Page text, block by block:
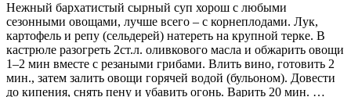
Нежный бархатистый сырный суп хорош с любыми
сезонными овощами, лучше всего – с корнеплодами. Лук,
картофель и репу (сельдерей) натереть на крупной терке. В
кастрюле разогреть 2ст.л. оливкового масла и обжарить овощи
1–2 мин вместе с резаными грибами. Влить вино, готовить 2
мин., затем залить овощи горячей водой (бульоном). Довести
до кипения, снять пену и убавить огонь. Варить 20 мин. …